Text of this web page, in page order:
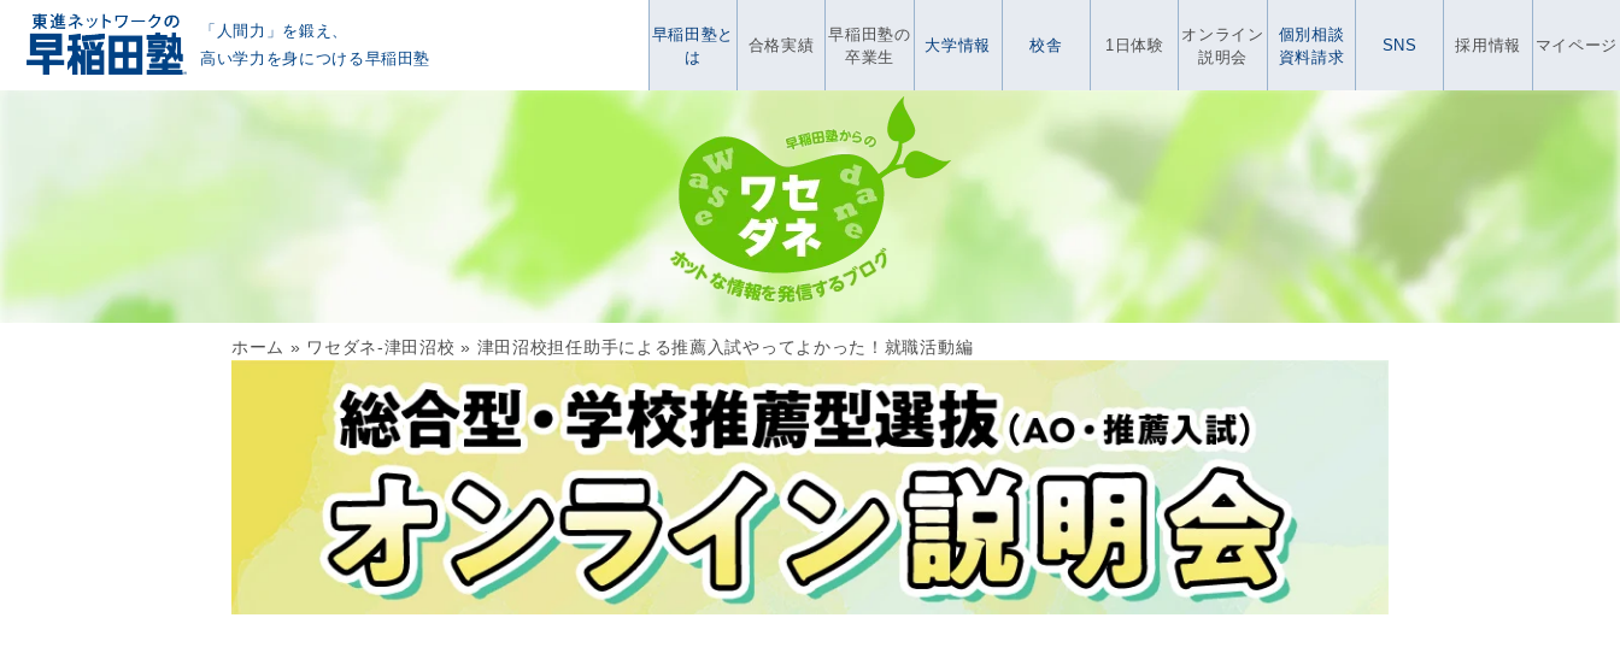
「人間力」を鍛え、
高い学力を身につける早稲田塾
早稲田塾と
は
合格実績
早稲田塾の
卒業生
大学情報 校舎 1日体験
オンライン
説明会
個別相談
資料請求
SNS 採用情報 マイページ
ホーム » ワセダネ-津田沼校 » 津田沼校担任助手による推薦入試やってよかった！就職活動編